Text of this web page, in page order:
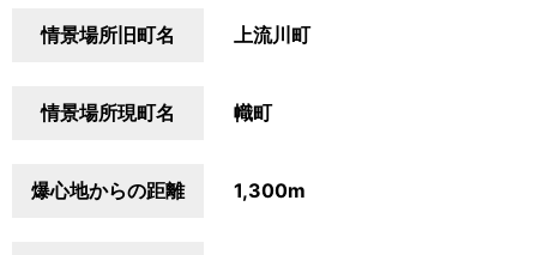
情景場所旧町名 上流川町
情景場所現町名 幟町
爆心地からの距離 1,300m